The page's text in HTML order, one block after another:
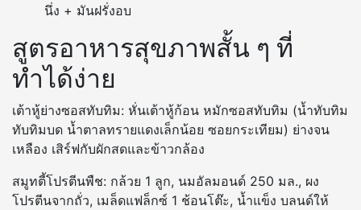
นึ่ง + มันฝรั่งอบ
สูตรอาหารสุขภาพสั้น ๆ ที่
ทำได้ง่าย
เต้าหู้ย่างซอสทับทิม: หั่นเต้าหู้ก้อน หมักซอสทับทิม (น้ำทับทิม
ทับทิมบด น้ำตาลทรายแดงเล็กน้อย ซอยกระเทียม) ย่างจน
เหลือง เสิร์ฟกับผักสดและข้าวกล้อง
สมูทตี้โปรตีนพืช: กล้วย 1 ลูก, นมอัลมอนด์ 250 มล., ผง
โปรตีนจากถั่ว, เมล็ดแฟล็กซ์ 1 ช้อนโต๊ะ, น้ำแข็ง บลนด์ให้